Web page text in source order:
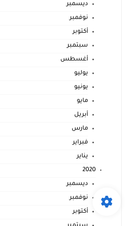
ديسمبر
نوفمبر
أكتوبر
سبتمبر
أغسطس
يوليو
يونيو
مايو
أبريل
مارس
فبراير
يناير
2020
ديسمبر
نوفمبر
أكتوبر